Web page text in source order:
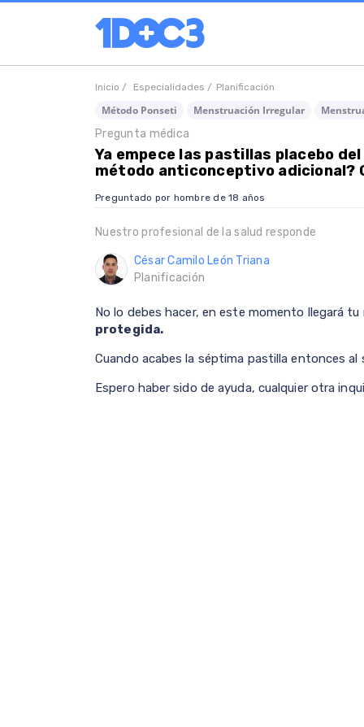
Inicio / Especialidades / Planificación
Método Ponseti Menstruación Irregular
Pregunta médica
Ya empece las pastillas placebo
método anticonceptivo adicional?
Preguntado por hombre de 18 años
Nuestro profesional de la salud responde
César Camilo León Triana
Planificación
No lo debes hacer, en este momento llegará
protegida.
Cuando acabes la séptima pastilla entonces al
Espero haber sido de ayuda, cualquier otra